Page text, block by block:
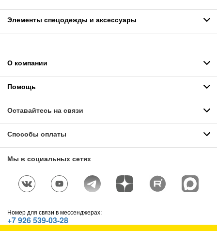
Элементы спецодежды и аксессуары
О компании
Помощь
Оставайтесь на связи
Способы оплаты
Мы в социальных сетях
Номер для связи в мессенджерах:
+7 926 539-03-28